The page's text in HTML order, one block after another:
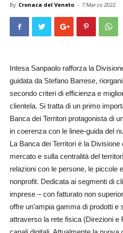
By Cronaca del Veneto - 7 Marzo 2022
Intesa Sanpaolo rafforza la
guidata da Stefano Barrese,
secondo criteri di efficienza e
clientela. Si tratta di un primo
Banca dei Territori protagonista di
in coerenza con le linee-guida del
La Banca dei Territori è la
mercato e sulla centralità del
relazioni con le persone, le piccole
nonprofit. Dedicata ai segmenti di
imprese – con fatturato non
offre un’ampia gamma di prodotti e
attraverso la rete fisica (Direzioni e